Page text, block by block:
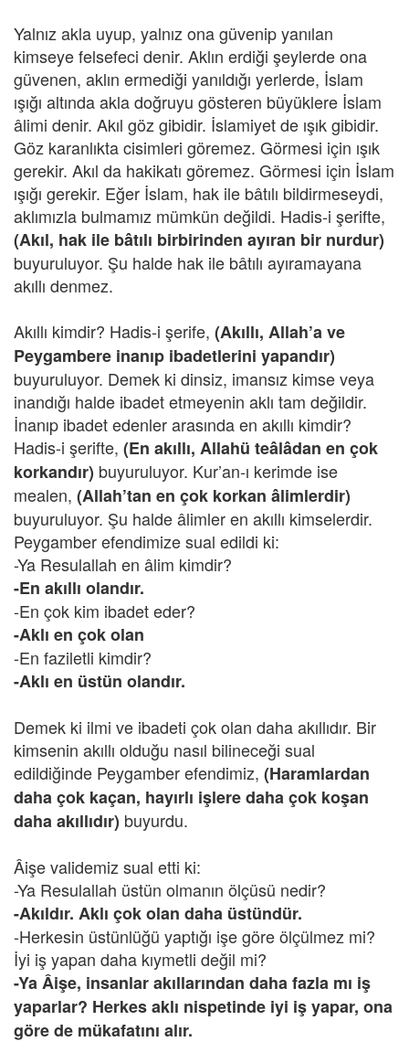
Yalnız akla uyup, yalnız ona güvenip yanılan
kimseye felsefeci denir. Aklın erdiği şeylerde ona
güvenen, aklın ermediği yanıldığı yerlerde, İslam
ışığı altında akla doğruyu gösteren büyüklere İslam
âlimi denir. Akıl göz gibidir. İslamiyet de ışık gibidir.
Göz karanlıkta cisimleri göremez. Görmesi için ışık
gerekir. Akıl da hakikatı göremez. Görmesi için İslam
ışığı gerekir. Eğer İslam, hak ile bâtılı bildirmeseydi,
aklımızla bulmamız mümkün değildi. Hadis-i şerifte,
(Akıl, hak ile bâtılı birbirinden ayıran bir nurdur)
buyuruluyor. Şu halde hak ile bâtılı ayıramayana
akıllı denmez.
Akıllı kimdir? Hadis-i şerife, (Akıllı, Allah’a ve
Peygambere inanıp ibadetlerini yapandır)
buyuruluyor. Demek ki dinsiz, imansız kimse veya
inandığı halde ibadet etmeyenin aklı tam değildir.
İnanıp ibadet edenler arasında en akıllı kimdir?
Hadis-i şerifte, (En akıllı, Allahü teâlâdan en çok
korkandır) buyuruluyor. Kur’an-ı kerimde ise
mealen, (Allah’tan en çok korkan âlimlerdir)
buyuruluyor. Şu halde âlimler en akıllı kimselerdir.
Peygamber efendimize sual edildi ki:
-Ya Resulallah en âlim kimdir?
-En akıllı olandır.
-En çok kim ibadet eder?
-Aklı en çok olan
-En faziletli kimdir?
-Aklı en üstün olandır.
Demek ki ilmi ve ibadeti çok olan daha akıllıdır. Bir
kimsenin akıllı olduğu nasıl bilineceği sual
edildiğinde Peygamber efendimiz, (Haramlardan
daha çok kaçan, hayırlı işlere daha çok koşan
daha akıllıdır) buyurdu.
Âişe validemiz sual etti ki:
-Ya Resulallah üstün olmanın ölçüsü nedir?
-Akıldır. Aklı çok olan daha üstündür.
-Herkesin üstünlüğü yaptığı işe göre ölçülmez mi?
İyi iş yapan daha kıymetli değil mi?
-Ya Âişe, insanlar akıllarından daha fazla mı iş
yaparlar? Herkes aklı nispetinde iyi iş yapar, ona
göre de mükafatını alır.